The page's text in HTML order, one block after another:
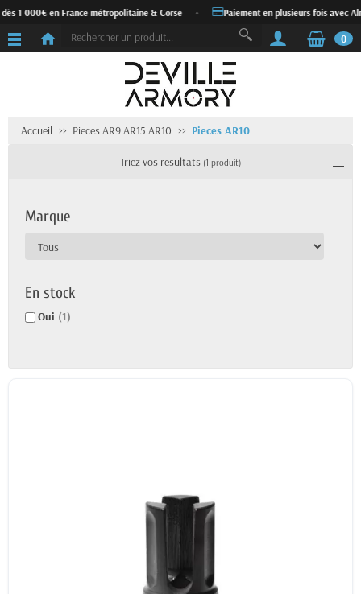
1 000€ en France métropolitaine & Corse • Paiement en plusieurs fois avec
0
Accueil Pieces AR9 AR15 AR10 Pieces AR10
Triez vos resultats (1 produit)
Marque
En stock
Oui (1)